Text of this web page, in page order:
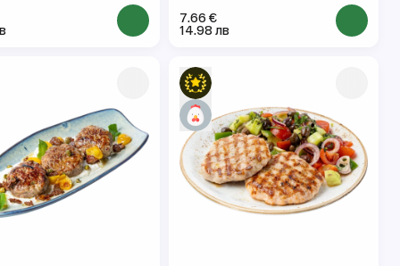
7.66 €
14.98 лв